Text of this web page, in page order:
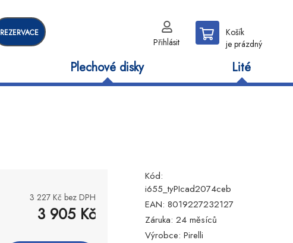
REZERVACE
Přihlásit
Košík
je prázdný
Plechové disky Lité
3 227 Kč bez DPH
3 905 Kč
Kód:
i655_tyPIcad2074ceb
EAN: 8019227232127
Záruka: 24 měsíců
Výrobce: Pirelli